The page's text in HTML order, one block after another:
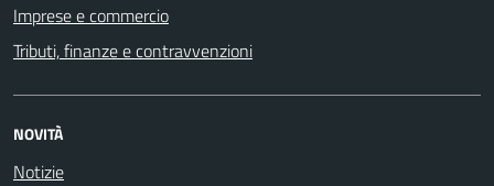
Imprese e commercio
Tributi, finanze e contravvenzioni
NOVITÀ
Notizie